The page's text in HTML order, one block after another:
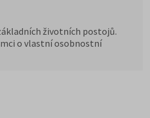
životních postojů.
o vlastní osobnostní